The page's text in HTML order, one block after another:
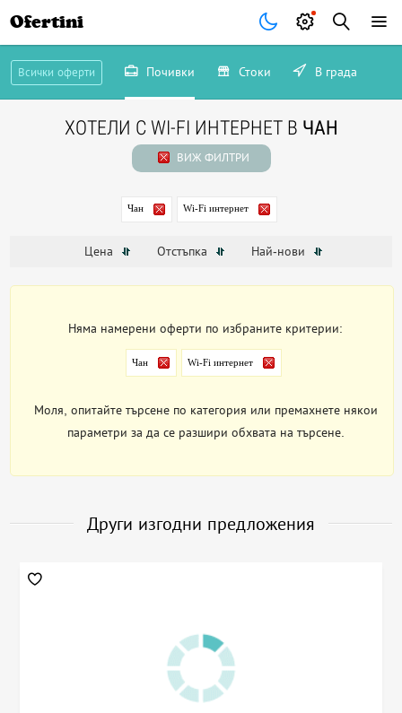
Ofertini
Всички оферти Почивки Стоки В града
ХОТЕЛИ С WI-FI ИНТЕРНЕТ В ЧАН
ВИЖ ФИЛТРИ
Чан Wi-Fi интернет
Цена Отстъпка Най-нови
Няма намерени оферти по избраните критерии:
Чан Wi-Fi интернет
Моля, опитайте търсене по категория или премахнете някои
параметри за да се разшири обхвата на търсене.
Други изгодни предложения